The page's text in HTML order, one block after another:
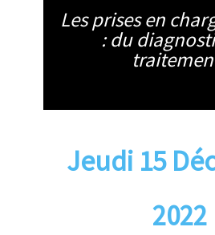
Les prises en
: du
Jeudi 15
2022